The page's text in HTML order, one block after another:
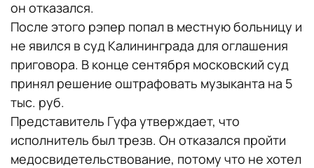
он отказался.
После этого рэпер попал в местную больницу и
не явился в суд Калининграда для оглашения
приговора. В конце сентября московский суд
принял решение оштрафовать музыканта на 5
тыс. руб.
Представитель Гуфа утверждает, что
исполнитель был трезв. Он отказался пройти
медосвидетельствование, потому что не хотел